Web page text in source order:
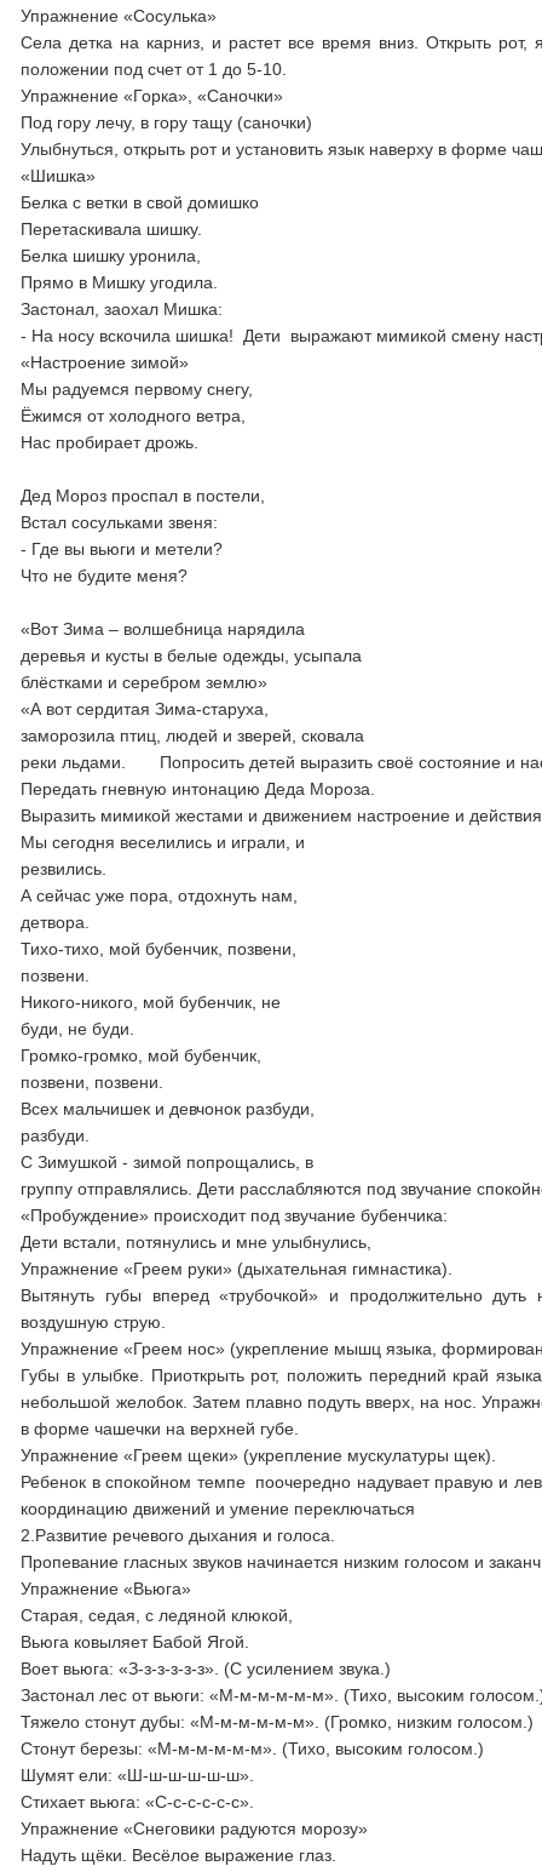
Упражнение «Сосулька»
Села детка на карниз, и растет все время вниз. Открыть
положении под счет от 1 до 5-10.
Упражнение «Горка», «Саночки»
Под гору лечу, в гору тащу (саночки)
Улыбнуться, открыть рот и установить язык наверху в форме
«Шишка»
Белка с ветки в свой домишко
Перетаскивала шишку.
Белка шишку уронила,
Прямо в Мишку угодила.
Застонал, заохал Мишка:
- На носу вскочила шишка! Дети выражают мимикой смену
«Настроение зимой»
Мы радуемся первому снегу,
Ёжимся от холодного ветра,
Нас пробирает дрожь.
Дед Мороз проспал в постели,
Встал сосульками звеня:
- Где вы вьюги и метели?
Что не будите меня?
«Вот Зима – волшебница нарядила
деревья и кусты в белые одежды, усыпала
блёстками и серебром землю»
«А вот сердитая Зима-старуха,
заморозила птиц, людей и зверей, сковала
реки льдами. Попросить детей выразить своё состояние и
Передать гневную интонацию Деда Мороза.
Выразить мимикой жестами и движением настроение и
Мы сегодня веселились и играли, и
резвились.
А сейчас уже пора, отдохнуть нам,
детвора.
Тихо-тихо, мой бубенчик, позвени,
позвени.
Никого-никого, мой бубенчик, не
буди, не буди.
Громко-громко, мой бубенчик,
позвени, позвени.
Всех мальчишек и девчонок разбуди,
разбуди.
С Зимушкой - зимой попрощались, в
группу отправлялись. Дети расслабляются под звучание
«Пробуждение» происходит под звучание бубенчика:
Дети встали, потянулись и мне улыбнулись,
Упражнение «Греем руки» (дыхательная гимнастика).
Вытянуть губы вперед «трубочкой» и продолжительно
воздушную струю.
Упражнение «Греем нос» (укрепление мышц языка,
Губы в улыбке. Приоткрыть рот, положить передний край
небольшой желобок. Затем плавно подуть вверх, на нос.
в форме чашечки на верхней губе.
Упражнение «Греем щеки» (укрепление мускулатуры щек).
Ребенок в спокойном темпе поочередно надувает правую и
координацию движений и умение переключаться
2.Развитие речевого дыхания и голоса.
Пропевание гласных звуков начинается низким голосом и
Упражнение «Вьюга»
Старая, седая, с ледяной клюкой,
Вьюга ковыляет Бабой Ягой.
Воет вьюга: «З-з-з-з-з-з». (С усилением звука.)
Застонал лес от вьюги: «М-м-м-м-м-м». (Тихо, высоким
Тяжело стонут дубы: «М-м-м-м-м-м». (Громко, низким голосом.)
Стонут березы: «М-м-м-м-м-м». (Тихо, высоким голосом.)
Шумят ели: «Ш-ш-ш-ш-ш-ш».
Стихает вьюга: «С-с-с-с-с-с».
Упражнение «Снеговики радуются морозу»
Надуть щёки. Весёлое выражение глаз.